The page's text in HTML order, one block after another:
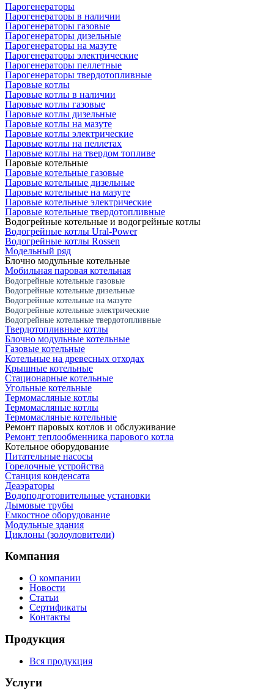
Парогенераторы
Парогенераторы в наличии
Парогенераторы газовые
Парогенераторы дизельные
Парогенераторы на мазуте
Парогенераторы электрические
Парогенераторы пеллетные
Парогенераторы твердотопливные
Паровые котлы
Паровые котлы в наличии
Паровые котлы газовые
Паровые котлы дизельные
Паровые котлы на мазуте
Паровые котлы электрические
Паровые котлы на пеллетах
Паровые котлы на твердом топливе
Паровые котельные
Паровые котельные газовые
Паровые котельные дизельные
Паровые котельные на мазуте
Паровые котельные электрические
Паровые котельные твердотопливные
Водогрейные котельные и водогрейные котлы
Водогрейные котлы Ural-Power
Водогрейные котлы Rossen
Модельный ряд
Блочно модульные котельные
Мобильная паровая котельная
Водогрейные котельные газовые
Водогрейные котельные дизельные
Водогрейные котельные на мазуте
Водогрейные котельные электрические
Водогрейные котельные твердотопливные
Твердотопливные котлы
Блочно модульные котельные
Газовые котельные
Котельные на древесных отходах
Крышные котельные
Стационарные котельные
Угольные котельные
Термомасляные котлы
Термомасляные котлы
Термомасляные котельные
Ремонт паровых котлов и обслуживание
Ремонт теплообменника парового котла
Котельное оборудование
Питательные насосы
Горелочные устройства
Станция конденсата
Деаэраторы
Водоподготовительные установки
Дымовые трубы
Емкостное оборудование
Mодульные здания
Циклоны (золоуловители)
Компания
О компании
Новости
Статьи
Сертификаты
Контакты
Продукция
Вся продукция
Услуги